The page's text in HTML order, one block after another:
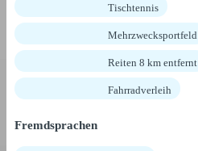
Tischtennis
Mehrzwecksportfeld
Reiten 8 km entfernt
Fahrradverleih
Fremdsprachen